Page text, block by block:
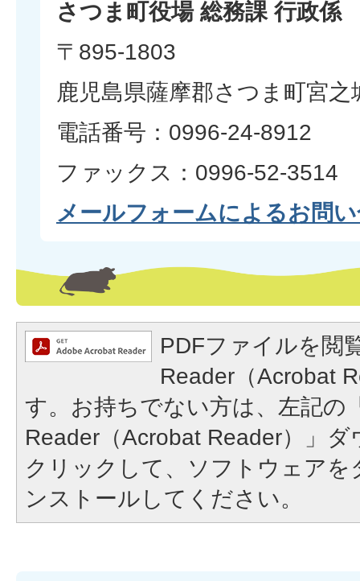
さつま町役場 総務課 行政係
〒895-1803
鹿児島県薩摩郡さつま町宮
電話番号：0996-24-8912
ファックス：0996-52-3514
メールフォームによるお問
PDFファイルを閲
Reader（Acrobat
す。お持ちでない方は、左記の
Reader（Acrobat Reader）」
クリックして、ソフトウェア
ンストールしてください。